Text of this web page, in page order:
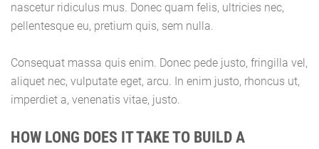
nascetur ridiculus mus. Donec quam felis, ultricies nec,
pellentesque eu, pretium quis, sem nulla.
Consequat massa quis enim. Donec pede justo, fringilla vel,
aliquet nec, vulputate eget, arcu. In enim justo, rhoncus ut,
imperdiet a, venenatis vitae, justo.
HOW LONG DOES IT TAKE TO BUILD A